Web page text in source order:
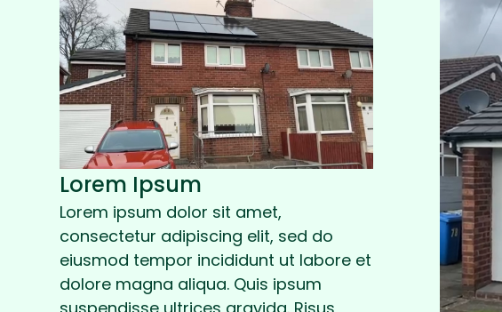
Lorem Ipsum
Lorem ipsum dolor sit amet,
consectetur adipiscing elit, sed do
eiusmod tempor incididunt ut labore et
dolore magna aliqua. Quis ipsum